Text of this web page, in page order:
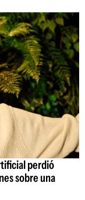
perdió
sobre una